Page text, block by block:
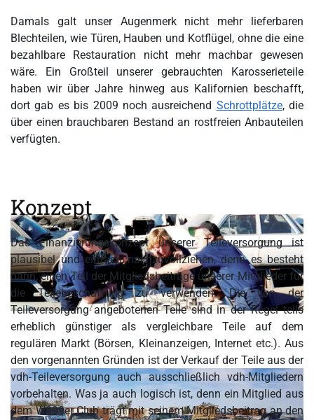
Damals galt unser Augenmerk nicht mehr lieferbaren
Blechteilen, wie Türen, Hauben und Kotflügel, ohne die eine
bezahlbare Restauration nicht mehr machbar gewesen
wäre. Ein Großteil unserer gebrauchten Karosserieteile
haben wir über Jahre hinweg aus Kalifornien beschafft,
dort gab es bis 2009 noch ausreichend Schrottplätze, die
über einen brauchbaren Bestand an rostfreien Anbauteilen
verfügten.
Konzept
Das Finanzierungskonzept unserer Teileversorgung ist
plausibel und einfach nachzuvollziehen, denn es besteht
darin, einen Teil der Mitgliedsbeiträge unserer Mitglieder für
die Teilebeschaffung zu verwenden. Die von der
Teileversorgung angebotenen Teile sind in der Regel teils
erheblich günstiger als vergleichbare Teile auf dem
regulären Markt (Börsen, Kleinanzeigen, Internet etc.). Aus
den vorgenannten Gründen ist der Verkauf der Teile aus der
vdh-Teileversorgung auch ausschließlich vdh-Mitgliedern
vorbehalten. Was ja auch logisch ist, denn ein Mitglied aus
dem W999er Club trägt mit seinem Mitgliedsbeitrag an den